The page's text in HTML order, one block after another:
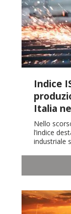
Indice
Italia
Nello
l’indice
industriale